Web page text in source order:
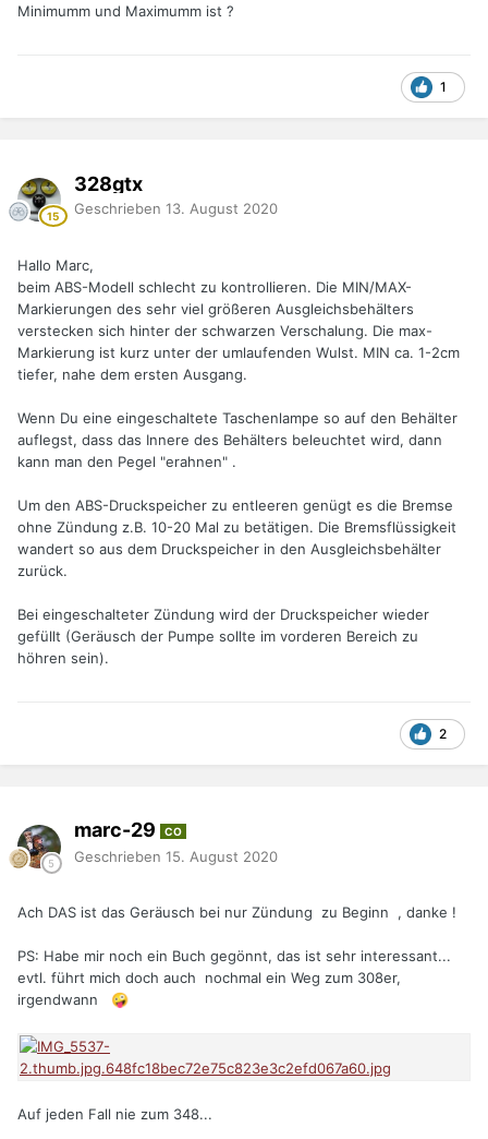
Minimumm und Maximumm ist ?
1
328gtx
Geschrieben 13. August 2020
Hallo Marc,
beim ABS-Modell schlecht zu kontrollieren. Die MIN/MAX-
Markierungen des sehr viel größeren Ausgleichsbehälters
verstecken sich hinter der schwarzen Verschalung. Die max-
Markierung ist kurz unter der umlaufenden Wulst. MIN ca. 1-2cm
tiefer, nahe dem ersten Ausgang.
Wenn Du eine eingeschaltete Taschenlampe so auf den Behälter
auflegst, dass das Innere des Behälters beleuchtet wird, dann
kann man den Pegel "erahnen" .
Um den ABS-Druckspeicher zu entleeren genügt es die Bremse
ohne Zündung z.B. 10-20 Mal zu betätigen. Die Bremsflüssigkeit
wandert so aus dem Druckspeicher in den Ausgleichsbehälter
zurück.
Bei eingeschalteter Zündung wird der Druckspeicher wieder
gefüllt (Geräusch der Pumpe sollte im vorderen Bereich zu
höhren sein).
2
marc-29 CO
Geschrieben 15. August 2020
Ach DAS ist das Geräusch bei nur Zündung zu Beginn , danke !
PS: Habe mir noch ein Buch gegönnt, das ist sehr interessant...
evtl. führt mich doch auch nochmal ein Weg zum 308er,
irgendwann 🤪
Auf jeden Fall nie zum 348...